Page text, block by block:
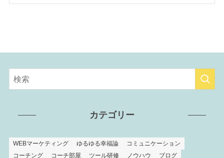
カテゴリー
WEBマーケティング ゆるゆる幸福論
コミュニケーション
コーチング
コーチ部屋 ツール研修 ノウハウ
ブログ